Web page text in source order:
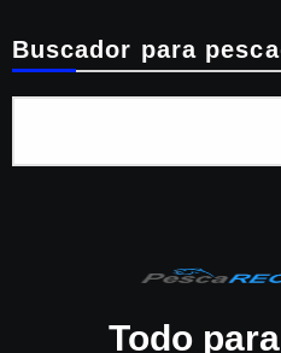
Buscador para
Todo